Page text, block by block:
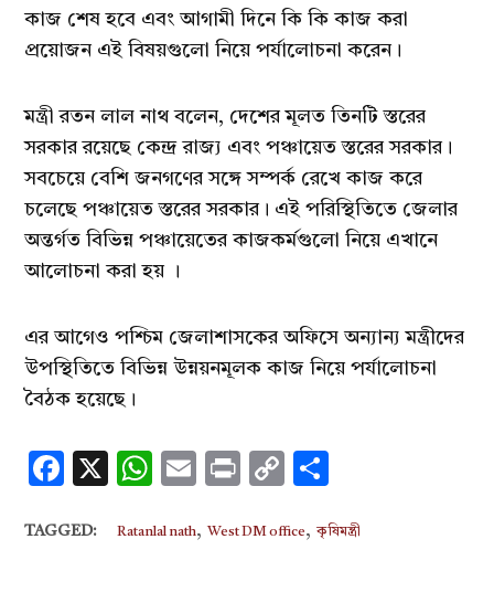
কাজ শেষ হবে এবং আগামী দিনে কি কি কাজ করা
প্রয়োজন এই বিষয়গুলো নিয়ে পর্যালোচনা করেন।
মন্ত্রী রতন লাল নাথ বলেন, দেশের মূলত তিনটি স্তরের
সরকার রয়েছে কেন্দ্র রাজ্য এবং পঞ্চায়েত স্তরের সরকার।
সবচেয়ে বেশি জনগণের সঙ্গে সম্পর্ক রেখে কাজ করে
চলেছে পঞ্চায়েত স্তরের সরকার। এই পরিস্থিতিতে জেলার
অন্তর্গত বিভিন্ন পঞ্চায়েতের কাজকর্মগুলো নিয়ে এখানে
আলোচনা করা হয় ।
এর আগেও পশ্চিম জেলাশাসকের অফিসে অন্যান্য মন্ত্রীদের
উপস্থিতিতে বিভিন্ন উন্নয়নমূলক কাজ নিয়ে পর্যালোচনা
বৈঠক হয়েছে।
Facebook
X WhatsApp
EmailPrintCopy
TAGGED: Ratanlal nath,West DM office,কৃষিমন্ত্রী